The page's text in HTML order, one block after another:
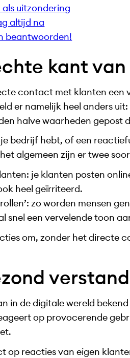
als uitzondering
altijd na
beantwoorden!
kant
contact met klanten een
er namelijk heel anders
halve waarheden gepost
bedrijf hebt, of een
algemeen zijn er twee
je klanten posten
heel geïrriteerd.
zo worden mensen
snel een vervelende toon
om, zonder het directe
verstand
in de digitale wereld
op provocerende
op reacties van eigen